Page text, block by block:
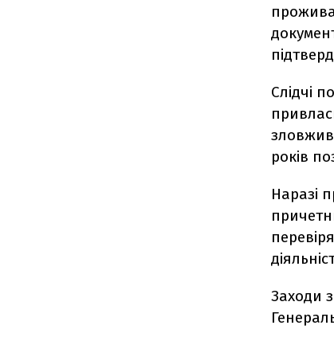
Слідчі
років
Наразі
Заходи